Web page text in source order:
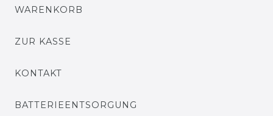
WARENKORB
ZUR KASSE
KONTAKT
BATTERIEENTSORGUNG